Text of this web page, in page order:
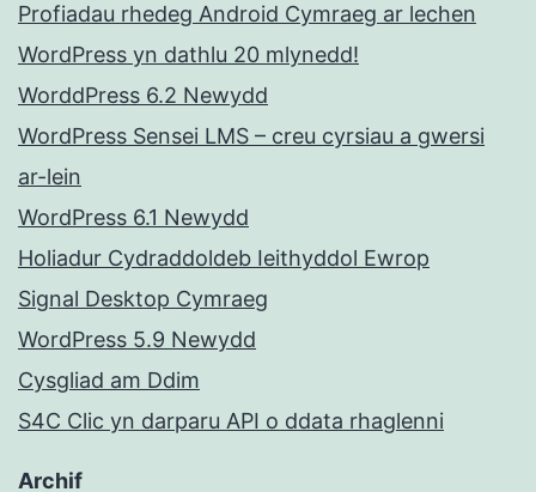
Profiadau rhedeg Android Cymraeg ar lechen
WordPress yn dathlu 20 mlynedd!
WorddPress 6.2 Newydd
WordPress Sensei LMS – creu cyrsiau a gwersi
ar-lein
WordPress 6.1 Newydd
Holiadur Cydraddoldeb Ieithyddol Ewrop
Signal Desktop Cymraeg
WordPress 5.9 Newydd
Cysgliad am Ddim
S4C Clic yn darparu API o ddata rhaglenni
Archif